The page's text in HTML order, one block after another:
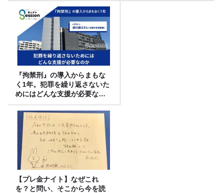
『拘禁刑』の導入からまもな
く1年。犯罪を繰り返さないた
めにはどんな支援が必要なの
か
【プレ金ナイト】なぜこれ
を？と問い、そこから今を読